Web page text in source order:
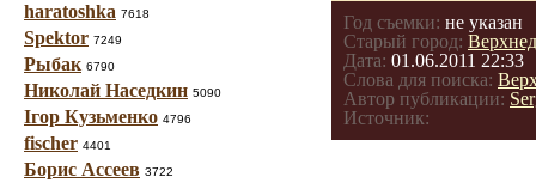
haratoshka 7618
Spektor 7249
Рыбак 6790
Николай Наседкин 5090
Ігор Кузьменко 4796
fischer 4401
Борис Ассеев 3722
Год съемки: не указан
Старый город:
Дата: 01.06.2011 22:33
Слова для поиска:
Автор публикации:
Источник: